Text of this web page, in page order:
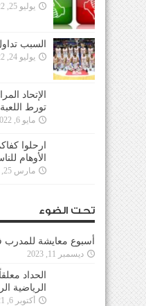
يوليو 25, 2022
السبب
يوليو 24, 2022
الإتحاد
تورط اللعبة
مايو 6, 2022
ارحلوا
الأوهام
مارس 25, 2022
تحت الضوء
أسبوع معايشة
ديسمبر 11, 2023
الحداد
الرياضية
أكتوبر 6, 2021